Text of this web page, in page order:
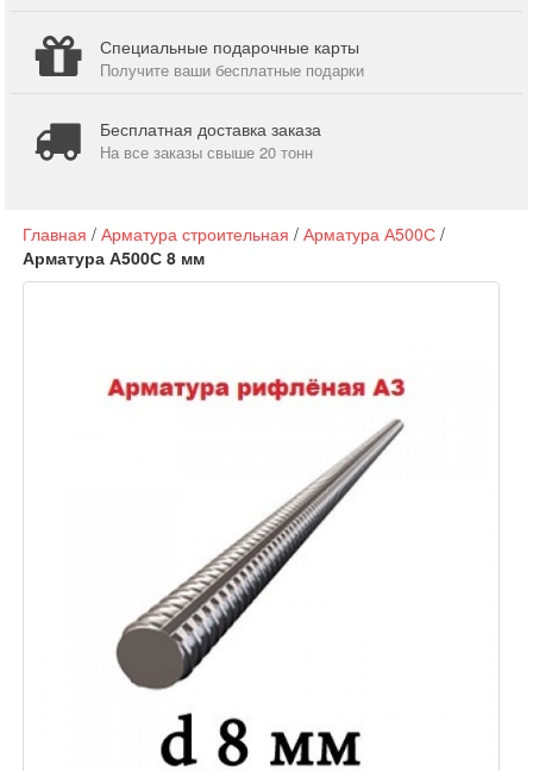
Специальные подарочные карты
Получите ваши бесплатные подарки
Бесплатная доставка заказа
На все заказы свыше 20 тонн
Главная /Арматура строительная /Арматура А500С /
Арматура А500С 8 мм